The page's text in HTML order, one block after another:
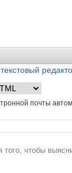
почты
того, чтобы